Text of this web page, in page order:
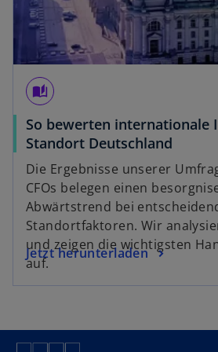
auto_stories
So bewerten internationale
Standort Deutschland
d
n
r
Die Ergebnisse unserer
CFOs belegen einen
Abwärtstrend bei
Standortfaktoren. Wir
und zeigen die wichtigsten
auf.
Jetzt herunterladen
w
i
r
i
n